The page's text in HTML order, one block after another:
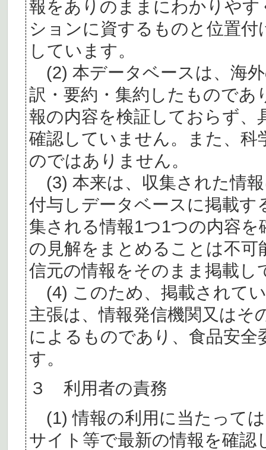
報をありのままにわかりや
ションに資するものと位置
しています。
(2) 本データベースは、海
訳・要約・集約したものであ
報の内容を検証しておらず、
確認していません。また、
のではありません。
(3) 本来は、収集された情
付与しデータベースに掲載
集される情報1つ1つの内容
の見解をまとめることは不
信元の情報をそのまま掲載し
(4) このため、掲載されて
主張は、情報発信機関又はそ
によるものであり、食品安
す。
３ 利用者の責務
(1) 情報の利用に当たって
サイト等で最新の情報を確認